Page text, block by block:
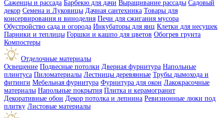
Саженцы и рассада Барбекю для дачи Выращивание рассады Садовый
декор Семена и Луковицы Дачная сантехника Товары для
консервирования и виноделия Печи для сжигания мусора
Обустройство сада и огорода Инкубаторы для яиц Клетки для несушек
Парники и теплицы Горшки и кашпо для цветов Обогрев грунта
Компостеры
Отделочные материалы
Освещение Подвесные потолки Дверная фурнитура Напольные
плинтуса Пиломатериалы Лестницы деревянные Трубы дымохода и
фитинги Мебельная фурнитура Фурнитура для окон Лакокрасочные
материалы Напольные покрытия Плитка и керамогранит
Декоративные обои Декор потолка и лепнина Ревизионные люки под
плитку Листовые материалы